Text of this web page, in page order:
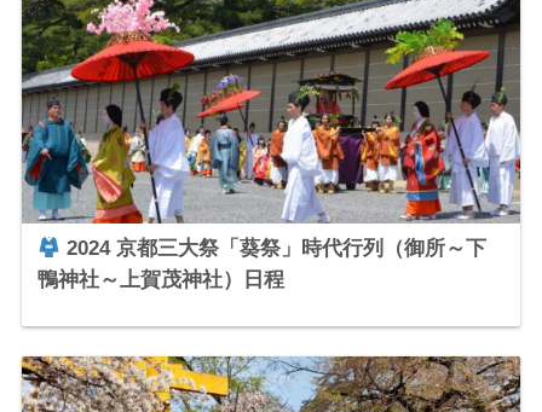
2024 京都三大祭「葵祭」時代行列（御所～下
鴨神社～上賀茂神社）日程